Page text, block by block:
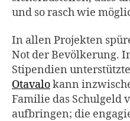
und so rasch wie
In allen Projekten
Not der Bevölkerung.
Stipendien
Otavalokann
Familie das Schulgeld
aufbringen; die